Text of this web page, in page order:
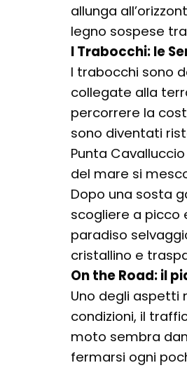
allunga
legno sospese
I Trabocchi: le
I trabocchi sono
collegate alla
percorrere la
sono diventati
Punta
del mare si
Dopo una sosta
scogliere a picco
paradiso
cristallino e
On the Road: il
Uno degli aspetti
condizioni, il
moto sembra
fermarsi ogni